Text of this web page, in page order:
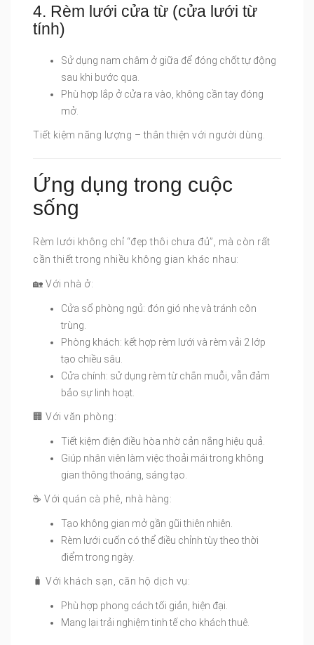
4. Rèm lưới cửa từ (cửa lưới từ
tính)
Sử dụng nam châm ở giữa để đóng chốt tự động
sau khi bước qua.
Phù hợp lắp ở cửa ra vào, không cần tay đóng
mở.
Tiết kiệm năng lượng – thân thiện với người dùng.
Ứng dụng trong cuộc
sống
Rèm lưới không chỉ “đẹp thôi chưa đủ”, mà còn rất
cần thiết trong nhiều không gian khác nhau:
🏡 Với nhà ở:
Cửa sổ phòng ngủ: đón gió nhẹ và tránh côn
trùng.
Phòng khách: kết hợp rèm lưới và rèm vải 2 lớp
tạo chiều sâu.
Cửa chính: sử dụng rèm từ chắn muỗi, vẫn đảm
bảo sự linh hoạt.
🏢 Với văn phòng:
Tiết kiệm điện điều hòa nhờ cản nắng hiệu quả.
Giúp nhân viên làm việc thoải mái trong không
gian thông thoáng, sáng tạo.
☕️ Với quán cà phê, nhà hàng:
Tạo không gian mở gần gũi thiên nhiên.
Rèm lưới cuốn có thể điều chỉnh tùy theo thời
điểm trong ngày.
🧳 Với khách sạn, căn hộ dịch vụ:
Phù hợp phong cách tối giản, hiện đại.
Mang lại trải nghiệm tinh tế cho khách thuê.